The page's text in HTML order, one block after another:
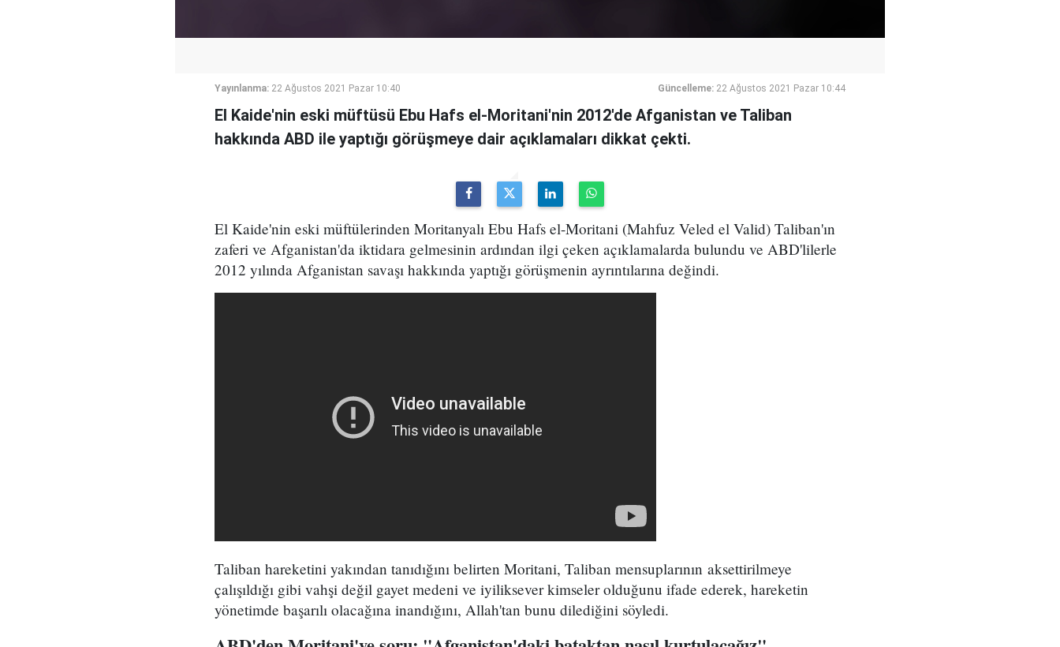
Yayınlanma: 22 Ağustos 2021 Pazar 10:40 Güncelleme: 22 Ağustos 2021 Pazar 10:44
El Kaide'nin eski müftüsü Ebu Hafs el-Moritani'nin 2012'de Afganistan ve Taliban
hakkında ABD ile yaptığı görüşmeye dair açıklamaları dikkat çekti.
El Kaide'nin eski müftülerinden Moritanyalı Ebu Hafs el-Moritani (Mahfuz Veled el Valid) Taliban'ın
zaferi ve Afganistan'da iktidara gelmesinin ardından ilgi çeken açıklamalarda bulundu ve ABD'lilerle
2012 yılında Afganistan savaşı hakkında yaptığı görüşmenin ayrıntılarına değindi.
Taliban hareketini yakından tanıdığını belirten Moritani, Taliban mensuplarının aksettirilmeye
çalışıldığı gibi vahşi değil gayet medeni ve iyiliksever kimseler olduğunu ifade ederek, hareketin
yönetimde başarılı olacağına inandığını, Allah'tan bunu dilediğini söyledi.